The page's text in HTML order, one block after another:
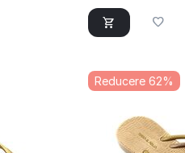
Reducere 62%